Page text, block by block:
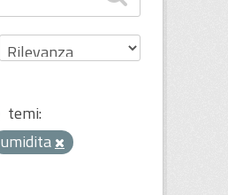
temi:
umidita